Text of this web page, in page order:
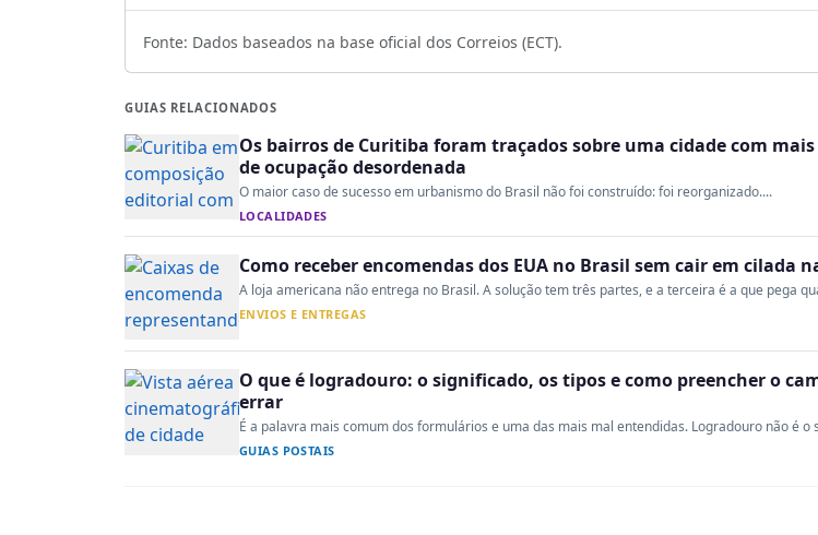
Fonte: Dados baseados na base oficial dos Correios (ECT).
GUIAS RELACIONADOS
Os bairros de Curitiba foram traçados sobre uma cidade com mais
de ocupação desordenada
O maior caso de sucesso em urbanismo do Brasil não foi construído: foi reorganizado....
LOCALIDADES
Como receber encomendas dos EUA no Brasil sem cair em cilada
A loja americana não entrega no Brasil. A solução tem três partes, e a terceira é a que pega
ENVIOS E ENTREGAS
O que é logradouro: o significado, os tipos e como preencher o
errar
É a palavra mais comum dos formulários e uma das mais mal entendidas. Logradouro não é o
GUIAS POSTAIS